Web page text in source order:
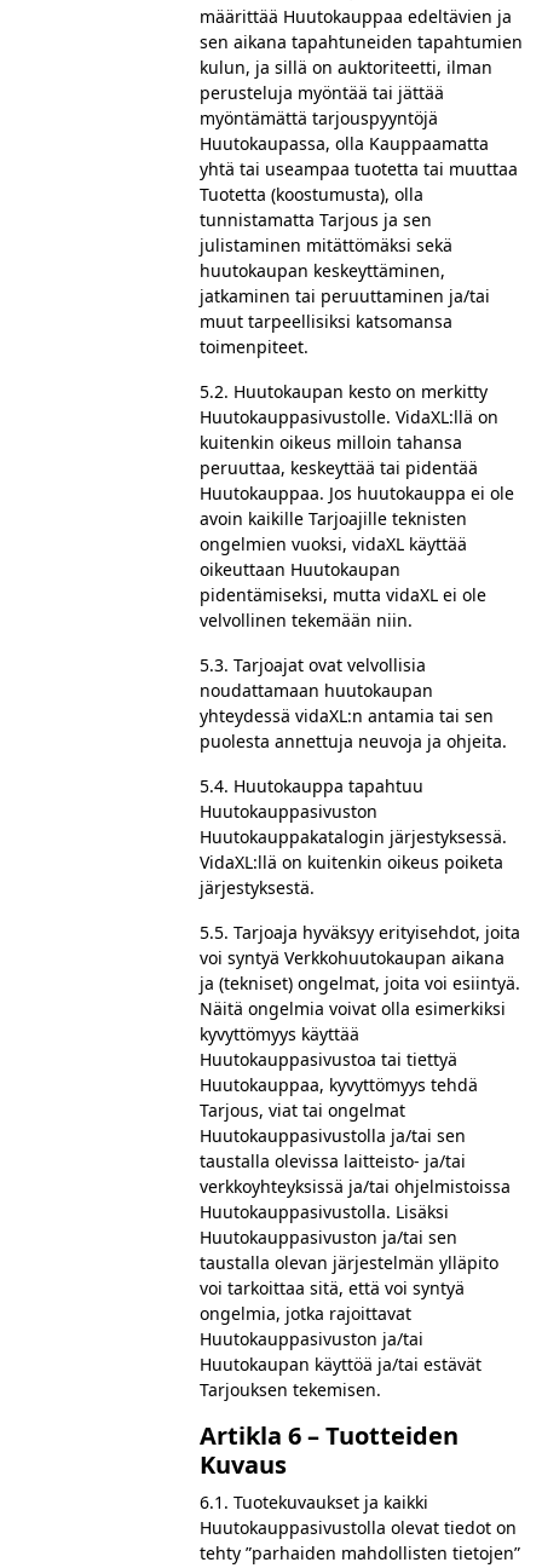
määrittää Huutokauppaa edeltävien ja
sen aikana tapahtuneiden tapahtumien
kulun, ja sillä on auktoriteetti, ilman
perusteluja myöntää tai jättää
myöntämättä tarjouspyyntöjä
Huutokaupassa, olla Kauppaamatta
yhtä tai useampaa tuotetta tai muuttaa
Tuotetta (koostumusta), olla
tunnistamatta Tarjous ja sen
julistaminen mitättömäksi sekä
huutokaupan keskeyttäminen,
jatkaminen tai peruuttaminen ja/tai
muut tarpeellisiksi katsomansa
toimenpiteet.
5.2. Huutokaupan kesto on merkitty
Huutokauppasivustolle. VidaXL:llä on
kuitenkin oikeus milloin tahansa
peruuttaa, keskeyttää tai pidentää
Huutokauppaa. Jos huutokauppa ei ole
avoin kaikille Tarjoajille teknisten
ongelmien vuoksi, vidaXL käyttää
oikeuttaan Huutokaupan
pidentämiseksi, mutta vidaXL ei ole
velvollinen tekemään niin.
5.3. Tarjoajat ovat velvollisia
noudattamaan huutokaupan
yhteydessä vidaXL:n antamia tai sen
puolesta annettuja neuvoja ja ohjeita.
5.4. Huutokauppa tapahtuu
Huutokauppasivuston
Huutokauppakatalogin järjestyksessä.
VidaXL:llä on kuitenkin oikeus poiketa
järjestyksestä.
5.5. Tarjoaja hyväksyy erityisehdot, joita
voi syntyä Verkkohuutokaupan aikana
ja (tekniset) ongelmat, joita voi esiintyä.
Näitä ongelmia voivat olla esimerkiksi
kyvyttömyys käyttää
Huutokauppasivustoa tai tiettyä
Huutokauppaa, kyvyttömyys tehdä
Tarjous, viat tai ongelmat
Huutokauppasivustolla ja/tai sen
taustalla olevissa laitteisto- ja/tai
verkkoyhteyksissä ja/tai ohjelmistoissa
Huutokauppasivustolla. Lisäksi
Huutokauppasivuston ja/tai sen
taustalla olevan järjestelmän ylläpito
voi tarkoittaa sitä, että voi syntyä
ongelmia, jotka rajoittavat
Huutokauppasivuston ja/tai
Huutokaupan käyttöä ja/tai estävät
Tarjouksen tekemisen.
Artikla 6 – Tuotteiden
Kuvaus
6.1. Tuotekuvaukset ja kaikki
Huutokauppasivustolla olevat tiedot on
tehty ”parhaiden mahdollisten tietojen”